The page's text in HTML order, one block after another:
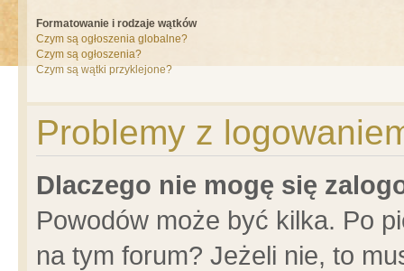
Formatowanie i rodzaje wątków
Czym są ogłoszenia globalne?
Czym są ogłoszenia?
Czym są wątki przyklejone?
Problemy z
Dlaczego nie mogę się
Powodów może być kilka. Po
na tym forum? Jeżeli nie, to